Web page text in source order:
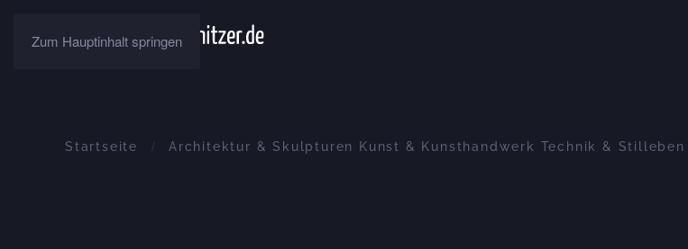
Zum Hauptinhalt springen
Startseite Architektur & Skulpturen Kunst & Kunsthandwerk Technik & Stilleben